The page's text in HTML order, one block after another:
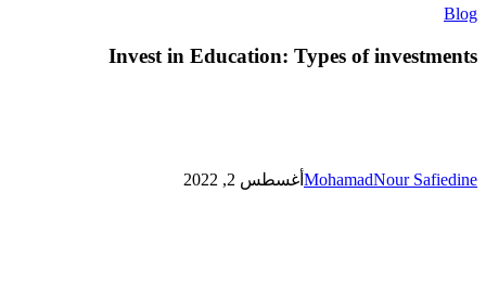
Blog
Invest
Education:
Invest in Education: Types of investments
MohamadNour Safiedine أغسطس 2, 2022